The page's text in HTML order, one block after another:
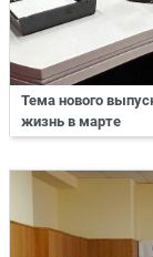
Тема нового
жизнь в марте